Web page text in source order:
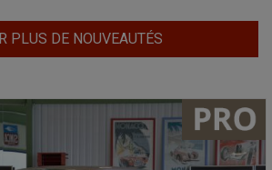
PLUS DE NOUVEAUTÉS